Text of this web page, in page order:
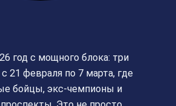
год с мощного блока: три
21 февраля по 7 марта, где
бойцы, экс-чемпионы и